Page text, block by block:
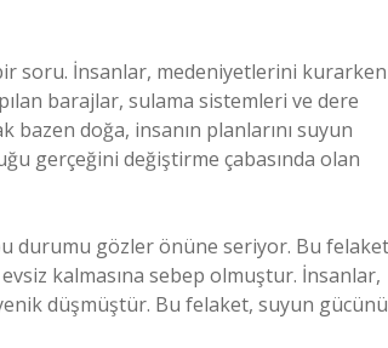
soru. İnsanlar, medeniyetlerini kurarken
barajlar, sulama sistemleri ve dere
doğa, insanın planlarını suyun
gerçeğini değiştirme çabasında olan
durumu gözler önüne seriyor. Bu
kalmasına sebep olmuştur. İnsanlar,
düşmüştür. Bu felaket, suyun gücünü